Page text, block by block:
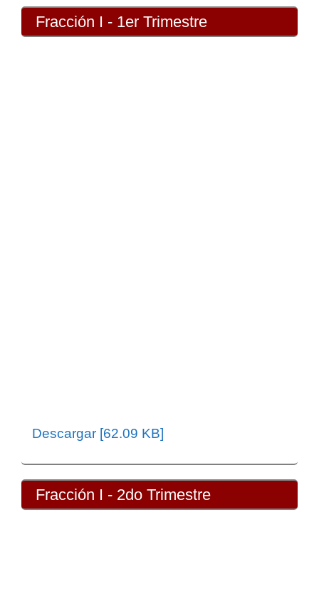
Fracción I - 1er Trimestre
Descargar [62.09 KB]
Fracción I - 2do Trimestre